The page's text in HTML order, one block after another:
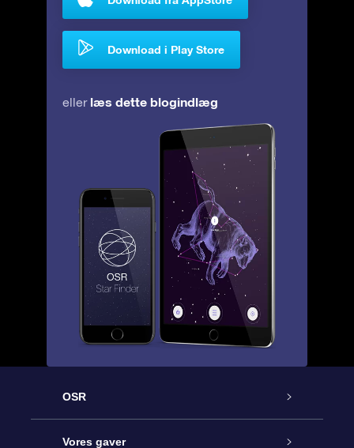
Download i Play Store
eller læs dette blogindlæg
OSR
Kundeservice
Vores gaver